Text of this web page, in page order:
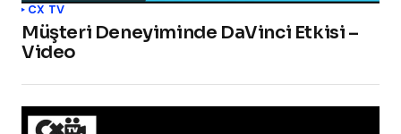
CX TV
Müşteri Deneyiminde DaVinci Etkisi –
Video